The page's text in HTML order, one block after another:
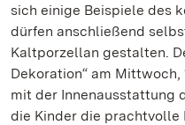
sich einige Beispiele des
dürfen anschließend
Kaltporzellan gestalten.
Dekoration“ am
mit der Innenausstattung
die Kinder die prachtvolle